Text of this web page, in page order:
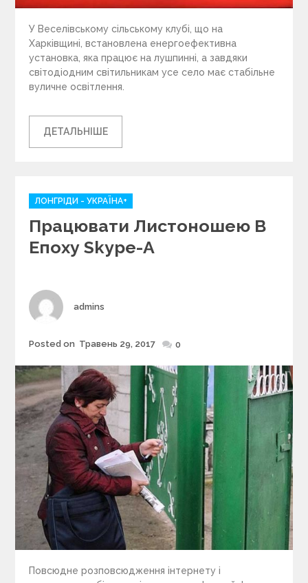
У Веселівському сільському клубі, що на
Харківщині, встановлена енергоефективна
установка, яка працює на лушпинні, а завдяки
світодіодним світильникам усе село має стабільне
вуличне освітлення.
ДЕТАЛЬНІШЕ
C
a
e
g
i
e
ЛОНГРІДИ - УКРАЇНА+
Працювати Листоношею В
Епоху Skype-А
Author
admins
Posted
Posted on Травень 29, 2017 0
Повсюдне розповсюдження інтернету і